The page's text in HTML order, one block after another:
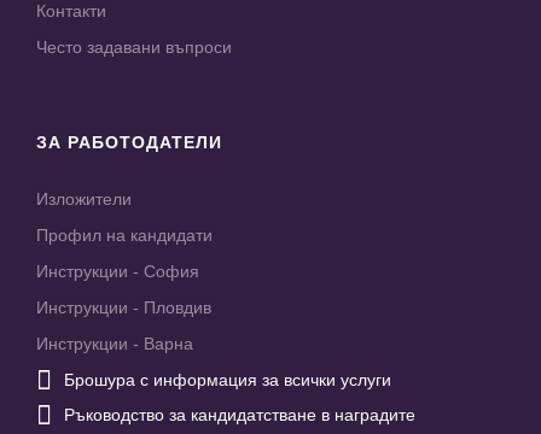
Контакти
Често задавани въпроси
ЗА РАБОТОДАТЕЛИ
Изложители
Профил на кандидати
Инструкции - София
Инструкции - Пловдив
Инструкции - Варна
 Брошура с информация за всички услуги
 Ръководство за кандидатстване в наградите